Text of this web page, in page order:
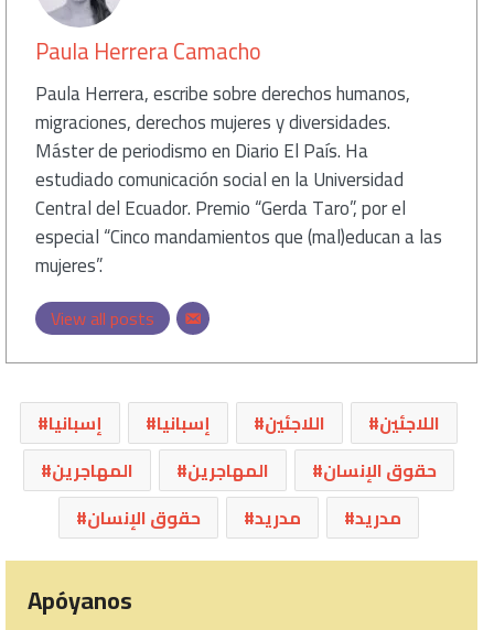
Paula Herrera Camacho
Paula Herrera, escribe sobre derechos humanos,
migraciones, derechos mujeres y diversidades.
Máster de periodismo en Diario El País. Ha
estudiado comunicación social en la Universidad
Central del Ecuador. Premio “Gerda Taro”, por el
especial “Cinco mandamientos que (mal)educan a las
mujeres”.
View all posts
إسبانيا إسبانيا اللاجئين
اللاجئين
المهاجرين
المهاجرين
حقوق الإنسان
حقوق الإنسان
مدريد مدريد
Apóyanos